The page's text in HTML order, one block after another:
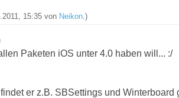
15:35 von Neikon.)
Paketen iOS unter 4.0 haben will... :/
er z.B. SBSettings und Winterboard